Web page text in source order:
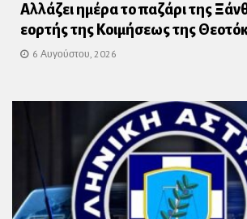
Αλλάζει ημέρα το παζάρι της
εορτής της Κοιμήσεως της
6 Αυγούστου, 2026